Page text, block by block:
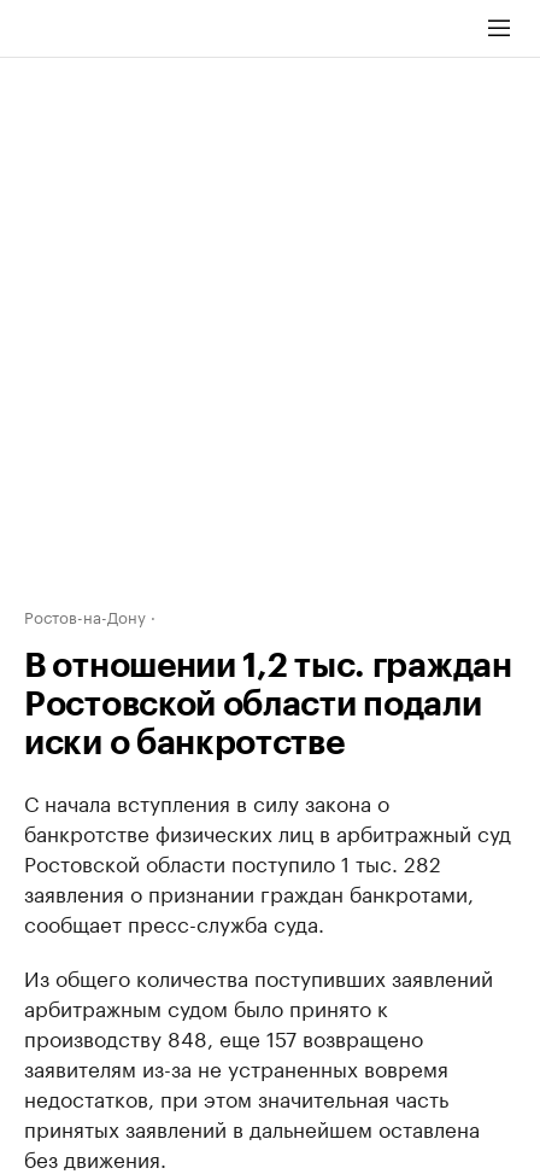
Ростов-на-Дону
В отношении 1,2 тыс. граждан
Ростовской области подали
иски о банкротстве
С начала вступления в силу закона о
банкротстве физических лиц в арбитражный суд
Ростовской области поступило 1 тыс. 282
заявления о признании граждан банкротами,
сообщает пресс-служба суда.
Из общего количества поступивших заявлений
арбитражным судом было принято к
производству 848, еще 157 возвращено
заявителям из-за не устраненных вовремя
недостатков, при этом значительная часть
принятых заявлений в дальнейшем оставлена
без движения.